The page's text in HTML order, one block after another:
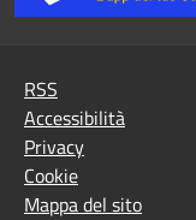
RSS
Accessibilità
Privacy
Cookie
Mappa del sito